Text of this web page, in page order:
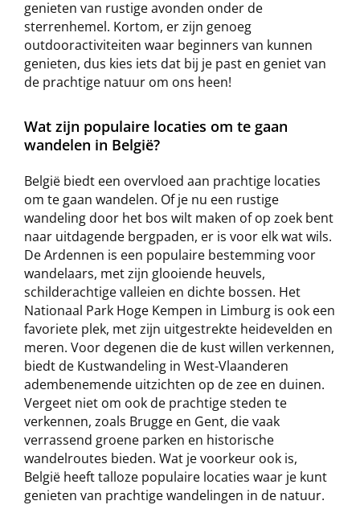
genieten van rustige avonden onder de
sterrenhemel. Kortom, er zijn genoeg
outdooractiviteiten waar beginners van kunnen
genieten, dus kies iets dat bij je past en geniet van
de prachtige natuur om ons heen!
Wat zijn populaire locaties om te gaan
wandelen in België?
België biedt een overvloed aan prachtige locaties
om te gaan wandelen. Of je nu een rustige
wandeling door het bos wilt maken of op zoek bent
naar uitdagende bergpaden, er is voor elk wat wils.
De Ardennen is een populaire bestemming voor
wandelaars, met zijn glooiende heuvels,
schilderachtige valleien en dichte bossen. Het
Nationaal Park Hoge Kempen in Limburg is ook een
favoriete plek, met zijn uitgestrekte heidevelden en
meren. Voor degenen die de kust willen verkennen,
biedt de Kustwandeling in West-Vlaanderen
adembenemende uitzichten op de zee en duinen.
Vergeet niet om ook de prachtige steden te
verkennen, zoals Brugge en Gent, die vaak
verrassend groene parken en historische
wandelroutes bieden. Wat je voorkeur ook is,
België heeft talloze populaire locaties waar je kunt
genieten van prachtige wandelingen in de natuur.